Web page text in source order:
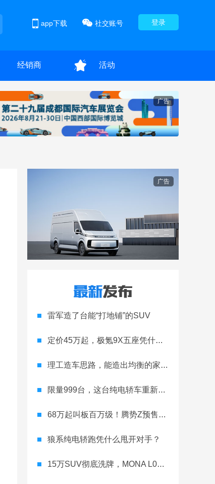
登录
社交账号
app下载
经销商 活动
广告
广告
雷军造了台能“打地铺”的SUV
定价45万起，极氪9X五座凭什么领跑高端
理工造车思路，能造出均衡的家用轿跑吗
限量999台，这台纯电轿车重新定义运动家用
68万起叫板百万级！腾势Z预售开启
狼系纯电轿跑凭什么甩开对手？
15万SUV彻底洗牌，MONA L03直接降维打击